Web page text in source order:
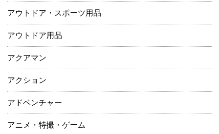
アウトドア・スポーツ用品
アウトドア用品
アクアマン
アクション
アドベンチャー
アニメ・特撮・ゲーム